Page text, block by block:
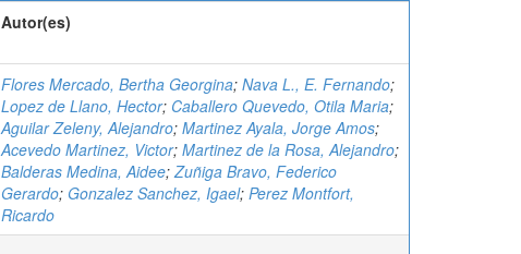
Autor(es)
Flores Mercado, Bertha Georgina; Nava L., E. Fernando;
Lopez de Llano, Hector; Caballero Quevedo, Otila Maria;
Aguilar Zeleny, Alejandro; Martinez Ayala, Jorge Amos;
Acevedo Martinez, Victor; Martinez de la Rosa, Alejandro;
Balderas Medina, Aidee;Zuñiga Bravo, Federico
Gerardo; Gonzalez Sanchez, Igael; Perez Montfort,
Ricardo